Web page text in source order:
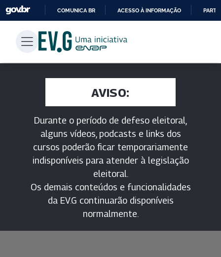
PARA
CONTEÚDO
COMUNICA BR ACESSO À INFORMAÇÃO
AVISO:
Durante o período de defeso eleitoral,
alguns vídeos, podcasts e links dos
cursos poderão ficar temporariamente
indisponíveis para atender à legislação
eleitoral.
Os demais conteúdos e funcionalidades
da EV.G continuarão disponíveis
normalmente.